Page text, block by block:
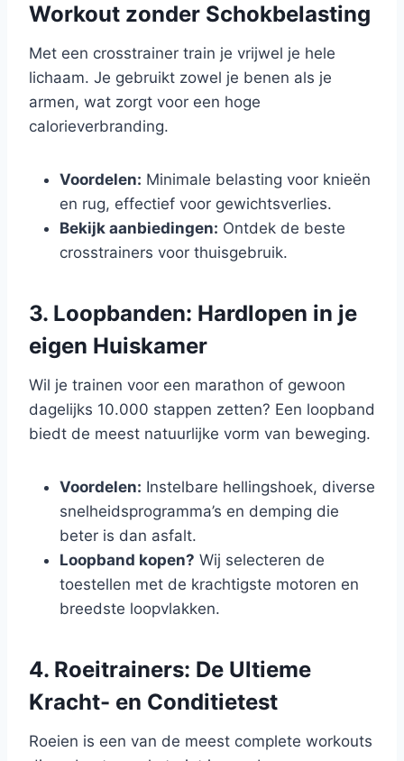
Workout zonder Schokbelasting
Met een crosstrainer train je vrijwel je hele
lichaam. Je gebruikt zowel je benen als je
armen, wat zorgt voor een hoge
calorieverbranding.
Voordelen: Minimale belasting voor knieën
en rug, effectief voor gewichtsverlies.
Bekijk aanbiedingen: Ontdek de beste
crosstrainers voor thuisgebruik.
3. Loopbanden: Hardlopen in je
eigen Huiskamer
Wil je trainen voor een marathon of gewoon
dagelijks 10.000 stappen zetten? Een loopband
biedt de meest natuurlijke vorm van beweging.
Voordelen: Instelbare hellingshoek, diverse
snelheidsprogramma’s en demping die
beter is dan asfalt.
Loopband kopen? Wij selecteren de
toestellen met de krachtigste motoren en
breedste loopvlakken.
4. Roeitrainers: De Ultieme
Kracht- en Conditietest
Roeien is een van de meest complete workouts